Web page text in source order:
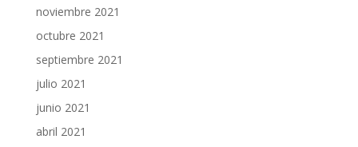
noviembre 2021
octubre 2021
septiembre 2021
julio 2021
junio 2021
abril 2021